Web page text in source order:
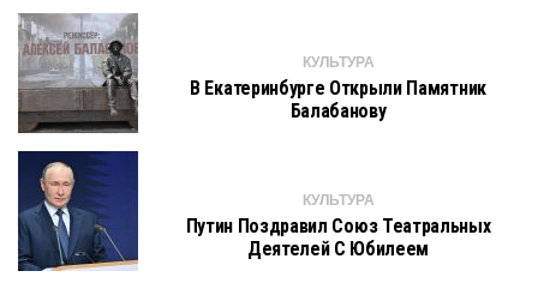
КУЛЬТУРА
В Екатеринбурге Открыли Памятник
Балабанову
КУЛЬТУРА
Путин Поздравил Союз Театральных
Деятелей С Юбилеем